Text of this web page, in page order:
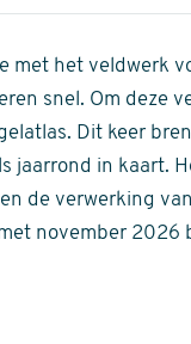
met het veldwerk
snel. Om deze
Dit keer
jaarrond in kaart.
de verwerking
november